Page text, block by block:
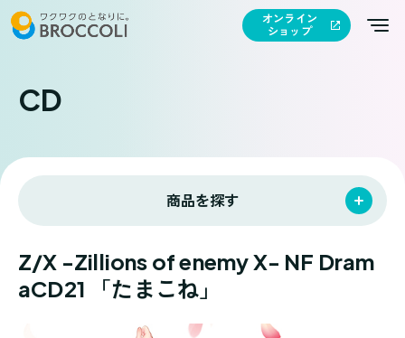
オンライン
ショップ
CD
商品を探す
Z/X -Zillions of enemy X- NF Dram
aCD21 「たまこね」